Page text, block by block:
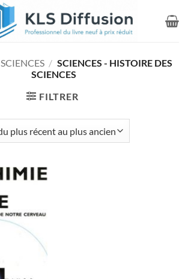
SCIENCES / SCIENCES - HISTOIRE DES
SCIENCES
FILTRER